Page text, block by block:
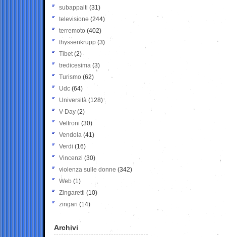
subappalti (31)
televisione(244)
terremoto (402)
thyssenkrupp (3)
Tibet(2)
tredicesima (3)
Turismo (62)
Udc (64)
Università (128)
V-Day (2)
Veltroni (30)
Vendola (41)
Verdi (16)
Vincenzi (30)
violenza sulle donne (342)
Web (1)
Zingaretti (10)
zingari (14)
Archivi